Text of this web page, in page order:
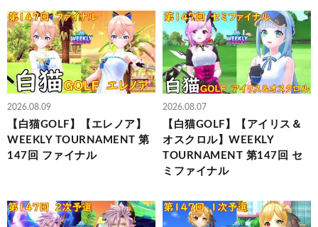
2026.08.09
【白猫GOLF】【エレノア】
WEEKLY TOURNAMENT 第
147回 ファイナル
2026.08.07
【白猫GOLF】【アイリス＆
オスクロル】WEEKLY
TOURNAMENT 第147回 セ
ミファイナル